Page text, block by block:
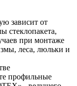
зависит от
стеклопакета,
при монтаже
леса, люльки и
профильные